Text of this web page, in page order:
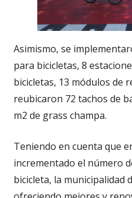
Asimismo, se
para bicicletas, 8
bicicletas, 13 módulos de
reubicaron 72 tachos de
m2 de grass champa.
Teniendo en cuenta que
incrementado el número
bicicleta, la municipalidad